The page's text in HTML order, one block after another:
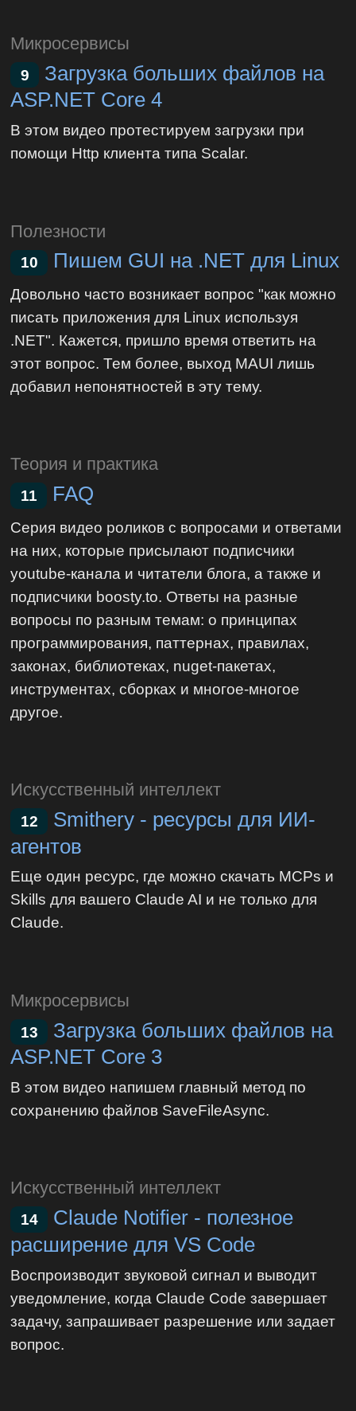
Микросервисы
9
Загрузка больших файлов на
ASP.NET Core 4
В этом видео протестируем загрузки при
помощи Http клиента типа Scalar.
Полезности
10 Пишем GUI на .NET для Linux
Довольно часто возникает вопрос "как можно
писать приложения для Linux используя
.NET". Кажется, пришло время ответить на
этот вопрос. Тем более, выход MAUI лишь
добавил непонятностей в эту тему.
Теория и практика
11 FAQ
Серия видео роликов с вопросами и ответами
на них, которые присылают подписчики
youtube-канала и читатели блога, а также и
подписчики boosty.to. Ответы на разные
вопросы по разным темам: о принципах
программирования, паттернах, правилах,
законах, библиотеках, nuget-пакетах,
инструментах, сборках и многое-многое
другое.
Искусственный интеллект
12
Smithery - ресурсы для ИИ-
агентов
Еще один ресурс, где можно скачать MCPs и
Skills для вашего Claude AI и не только для
Claude.
Микросервисы
13
Загрузка больших файлов на
ASP.NET Core 3
В этом видео напишем главный метод по
сохранению файлов SaveFileAsync.
Искусственный интеллект
14
Claude Notifier - полезное
расширение для VS Code
Воспроизводит звуковой сигнал и выводит
уведомление, когда Claude Code завершает
задачу, запрашивает разрешение или задает
вопрос.